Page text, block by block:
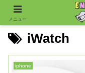
iWatch
iphone
メニュー